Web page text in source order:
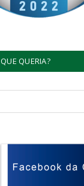
QUERIA?